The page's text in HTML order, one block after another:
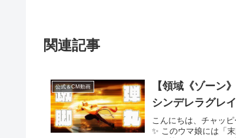
関連記事
公式＆CM動画
【領域《ゾーン
シンデレラグレ
こんにちは、チャッ
✨ このウマ娘には「